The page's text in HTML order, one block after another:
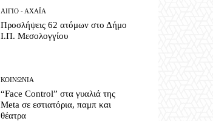
ΑΊΓΙΟ - ΑΧΑΪ́Α
Προσλήψεις 62 ατόμων στο Δήμο
Ι.Π. Μεσολογγίου
ΚΟΙΝΩΝΊΑ
“Face Control” στα γυαλιά της
Meta σε εστιατόρια, παμπ και
θέατρα